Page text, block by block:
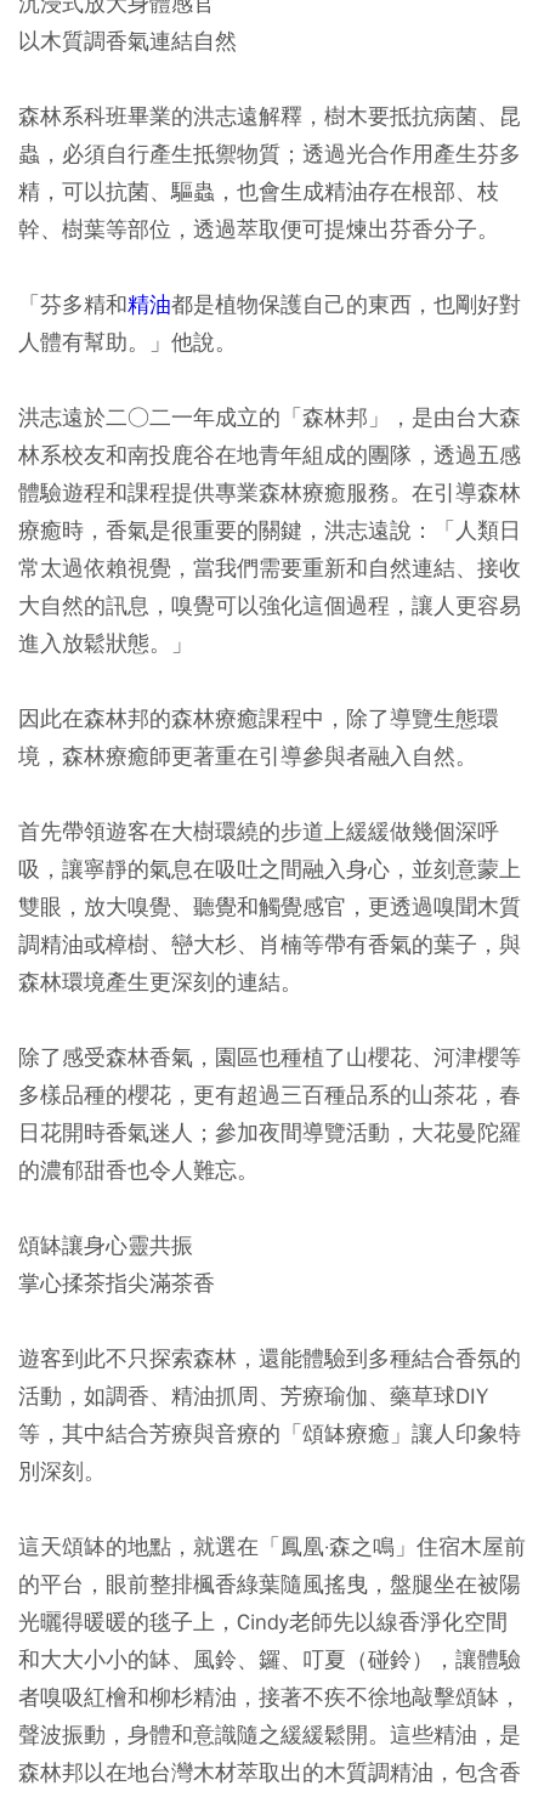
以木質調香氣連結自然
森林系科班畢業的洪志遠解釋，樹木要抵抗病菌、昆
蟲，必須自行產生抵禦物質；透過光合作用產生芬多
精，可以抗菌、驅蟲，也會生成精油存在根部、枝
幹、樹葉等部位，透過萃取便可提煉出芬香分子。
「芬多精和精油都是植物保護自己的東西，也剛好對
人體有幫助。」他說。
洪志遠於二○二一年成立的「森林邦」，是由台大森
林系校友和南投鹿谷在地青年組成的團隊，透過五感
體驗遊程和課程提供專業森林療癒服務。在引導森林
療癒時，香氣是很重要的關鍵，洪志遠說：「人類日
常太過依賴視覺，當我們需要重新和自然連結、接收
大自然的訊息，嗅覺可以強化這個過程，讓人更容易
進入放鬆狀態。」
因此在森林邦的森林療癒課程中，除了導覽生態環
境，森林療癒師更著重在引導參與者融入自然。
首先帶領遊客在大樹環繞的步道上緩緩做幾個深呼
吸，讓寧靜的氣息在吸吐之間融入身心，並刻意蒙上
雙眼，放大嗅覺、聽覺和觸覺感官，更透過嗅聞木質
調精油或樟樹、巒大杉、肖楠等帶有香氣的葉子，與
森林環境產生更深刻的連結。
除了感受森林香氣，園區也種植了山櫻花、河津櫻等
多樣品種的櫻花，更有超過三百種品系的山茶花，春
日花開時香氣迷人；參加夜間導覽活動，大花曼陀羅
的濃郁甜香也令人難忘。
頌缽讓身心靈共振
掌心揉茶指尖滿茶香
遊客到此不只探索森林，還能體驗到多種結合香氛的
活動，如調香、精油抓周、芳療瑜伽、藥草球DIY
等，其中結合芳療與音療的「頌缽療癒」讓人印象特
別深刻。
這天頌缽的地點，就選在「鳳凰·森之鳴」住宿木屋前
的平台，眼前整排楓香綠葉隨風搖曳，盤腿坐在被陽
光曬得暖暖的毯子上，Cindy老師先以線香淨化空間
和大大小小的缽、風鈴、鑼、叮夏（碰鈴），讓體驗
者嗅吸紅檜和柳杉精油，接著不疾不徐地敲擊頌缽，
聲波振動，身體和意識隨之緩緩鬆開。這些精油，是
森林邦以在地台灣木材萃取出的木質調精油，包含香